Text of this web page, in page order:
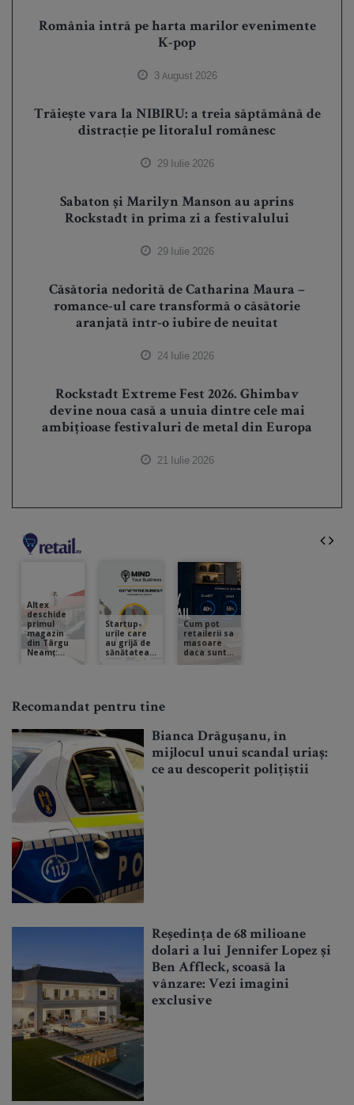
România intră pe harta marilor evenimente
K-pop
3 August 2026
Trăiește vara la NIBIRU: a treia săptămână de
distracție pe litoralul românesc
29 Iulie 2026
Sabaton și Marilyn Manson au aprins
Rockstadt în prima zi a festivalului
29 Iulie 2026
Căsătoria nedorită de Catharina Maura –
romance-ul care transformă o căsătorie
aranjată într-o iubire de neuitat
24 Iulie 2026
Rockstadt Extreme Fest 2026. Ghimbav
devine noua casă a unuia dintre cele mai
ambițioase festivaluri de metal din Europa
21 Iulie 2026
Recomandat pentru tine
Bianca Drăgușanu, în
mijlocul unui scandal uriaș:
ce au descoperit polițiștii
Reședința de 68 milioane
dolari a lui Jennifer Lopez și
Ben Affleck, scoasă la
vânzare: Vezi imagini
exclusive